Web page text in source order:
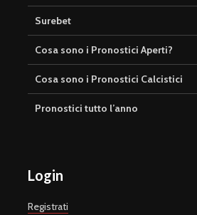
Surebet
Cosa sono i Pronostici Aperti?
Cosa sono i Pronostici Calcistici
Pronostici tutto l’anno
Login
Registrati